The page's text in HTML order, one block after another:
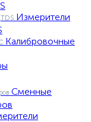
Измерители
Калибровочные
Сменные